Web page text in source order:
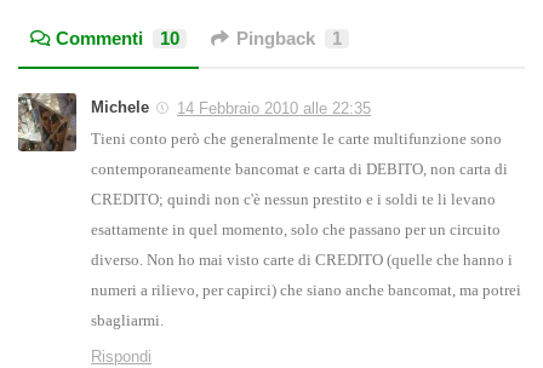
Commenti 10 Pingback 1
Michele
14 Febbraio 2010 alle 22:35
Tieni conto però che generalmente le carte multifunzione sono
contemporaneamente bancomat e carta di DEBITO, non carta di
CREDITO; quindi non c'è nessun prestito e i soldi te li levano
esattamente in quel momento, solo che passano per un circuito
diverso. Non ho mai visto carte di CREDITO (quelle che hanno i
numeri a rilievo, per capirci) che siano anche bancomat, ma potrei
sbagliarmi.
Rispondi